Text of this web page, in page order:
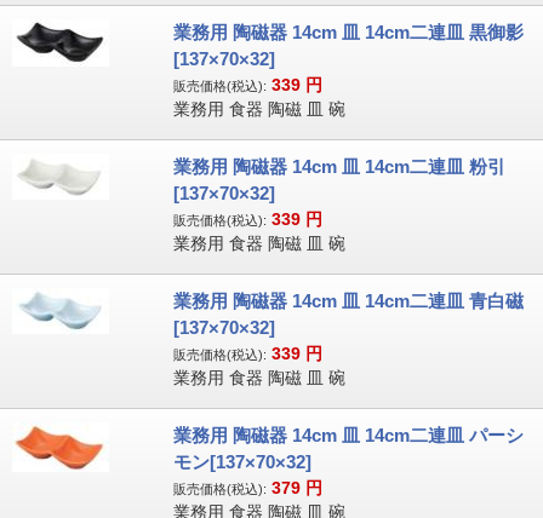
業務用 陶磁器 14cm 皿 14cm二連皿 黒御影
[137×70×32]
販売価格(税込): 339 円
業務用 食器 陶磁 皿 碗
業務用 陶磁器 14cm 皿 14cm二連皿 粉引
[137×70×32]
販売価格(税込): 339 円
業務用 食器 陶磁 皿 碗
業務用 陶磁器 14cm 皿 14cm二連皿 青白磁
[137×70×32]
販売価格(税込): 339 円
業務用 食器 陶磁 皿 碗
業務用 陶磁器 14cm 皿 14cm二連皿 パーシ
モン[137×70×32]
販売価格(税込): 379 円
業務用 食器 陶磁 皿 碗